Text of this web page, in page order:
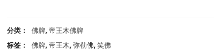
分类： 佛牌,帝王木佛牌
标签：
佛牌,帝王木,弥勒佛,笑佛